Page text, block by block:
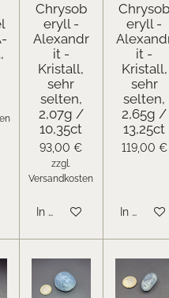
Chrysob
eryll -
Alexandr
it -
Kristall,
sehr
selten,
2,07g /
10,35ct
93,00 €
zzgl.
Versandkosten
In den Warenkorb
Chrysob
eryll -
it -
Kristall,
sehr
selten,
2,65g /
13,25ct
119,00 €
In den